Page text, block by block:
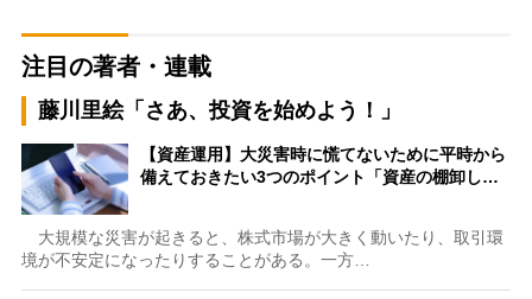
注目の著者・連載
藤川里絵「さあ、投資を始めよう！」
【資産運用】大災害時に慌てないために平時から
備えておきたい3つのポイント「資産の棚卸し…
大規模な災害が起きると、株式市場が大きく動いたり、取引環
境が不安定になったりすることがある。一方…